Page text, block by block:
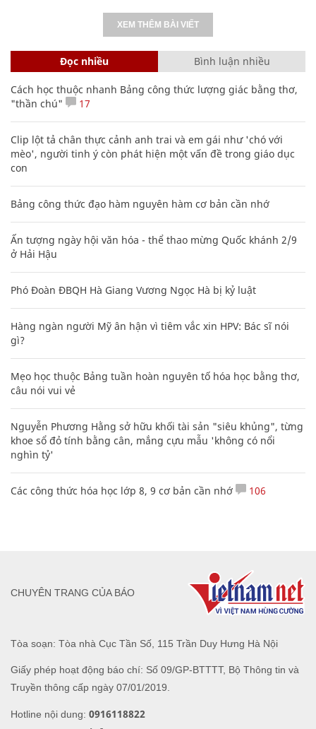
XEM THÊM BÀI VIẾT
Đọc nhiều Bình luận nhiều
Cách học thuộc nhanh Bảng công thức lượng giác bằng thơ,
"thần chú"
17
Clip lột tả chân thực cảnh anh trai và em gái như 'chó với
mèo', người tinh ý còn phát hiện một vấn đề trong giáo dục
con
Bảng công thức đạo hàm nguyên hàm cơ bản cần nhớ
Ấn tượng ngày hội văn hóa - thể thao mừng Quốc khánh 2/9
ở Hải Hậu
Phó Đoàn ĐBQH Hà Giang Vương Ngọc Hà bị kỷ luật
Hàng ngàn người Mỹ ân hận vì tiêm vắc xin HPV: Bác sĩ nói
gì?
Mẹo học thuộc Bảng tuần hoàn nguyên tố hóa học bằng thơ,
câu nói vui vẻ
Nguyễn Phương Hằng sở hữu khối tài sản "siêu khủng", từng
khoe sổ đỏ tính bằng cân, mắng cựu mẫu 'không có nổi
nghìn tỷ'
Các công thức hóa học lớp 8, 9 cơ bản cần nhớ 106
Tòa soạn: Tòa nhà Cục Tần Số, 115 Trần Duy Hưng Hà Nội
Giấy phép hoạt động báo chí: Số 09/GP-BTTTT, Bộ Thông tin và
Truyền thông cấp ngày 07/01/2019.
Hotline nội dung: 0916118822
CHUYÊN TRANG CỦA BÁO